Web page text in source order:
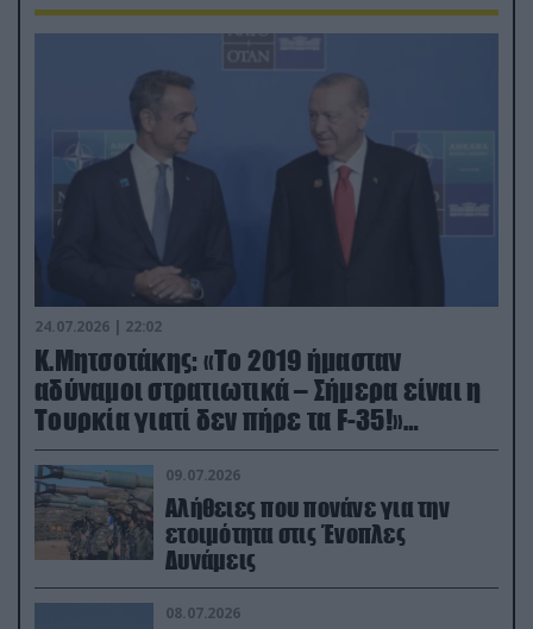
24.07.2026 | 22:02
Κ.Μητσοτάκης: «Το 2019 ήμασταν
αδύναμοι στρατιωτικά – Σήμερα είναι η
Τουρκία γιατί δεν πήρε τα F-35!»
(βίντεο)
09.07.2026
Αλήθειες που πονάνε για την
ετοιμότητα στις Ένοπλες
Δυνάμεις
08.07.2026